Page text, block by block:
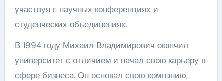
участвуя в научных конференциях и
студенческих объединениях.
В 1994 году Михаил Владимирович окончил
университет с отличием и начал свою карьеру в
сфере бизнеса. Он основал свою компанию,